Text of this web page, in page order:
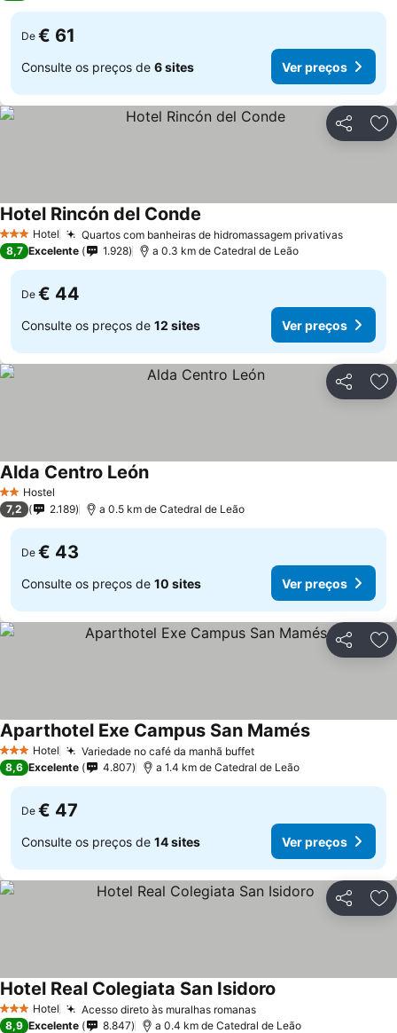
De € 61
Consulte os preços de 6 sites Ver preços
Partilhar
3 EstrelasHotel Quartos com banheiras de hidromassagem privativas
Hotel Rincón del Conde
8,7 Excelente 1.928 a 0.3 km de Catedral de Leão
De € 44
Consulte os preços de 12 sites Ver preços
Partilhar
2 Estrelas
Hostel
Alda Centro León
7,2 2.189 a 0.5 km de Catedral de Leão
De € 43
Consulte os preços de 10 sites Ver preços
Partilhar
3 EstrelasHotel Variedade no café da manhã buffet
Aparthotel Exe Campus San Mamés
8,6 Excelente 4.807 a 1.4 km de Catedral de Leão
De € 47
Consulte os preços de 14 sites Ver preços
Partilhar
3 EstrelasHotel Acesso direto às muralhas romanas
Hotel Real Colegiata San Isidoro
8,9 Excelente 8.847 a 0.4 km de Catedral de Leão